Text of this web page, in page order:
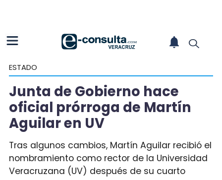
ESTADO
Junta de Gobierno hace
oficial prórroga de Martín
Aguilar en UV
Tras algunos cambios, Martín Aguilar recibió el
nombramiento como rector de la Universidad
Veracruzana (UV) después de su cuarto